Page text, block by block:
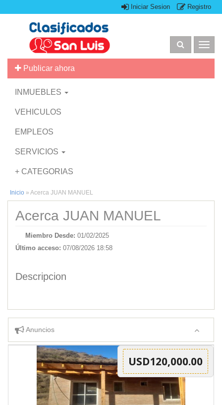
Iniciar Sesion Registro
Publicar ahora
INMUEBLES
VEHICULOS
EMPLEOS
SERVICIOS
+ CATEGORIAS
Inicio » Acerca JUAN MANUEL
Acerca JUAN MANUEL
Miembro Desde: 01/02/2025
Último acceso: 07/08/2026 18:58
Descripcion
Anuncios
USD120,000.00